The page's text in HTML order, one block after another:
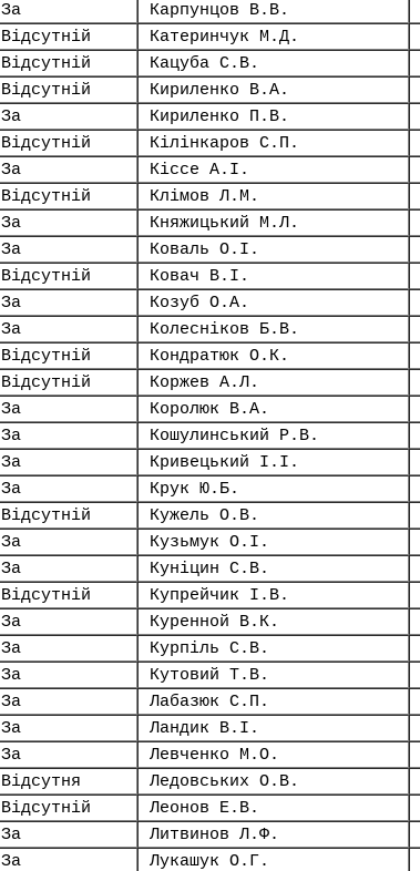
За Карпунцов В.В.
Відсутній Катеринчук М.Д.
Відсутній Кацуба С.В.
Відсутній Кириленко В.А.
За Кириленко П.В.
Відсутній Кілінкаров С.П.
За Кіссе А.І.
Відсутній Клімов Л.М.
За Княжицький М.Л.
За Коваль О.І.
Відсутній Ковач В.І.
За Козуб О.А.
За Колесніков Б.В.
Відсутній Кондратюк О.К.
Відсутній Коржев А.Л.
За Королюк В.А.
За Кошулинський Р.В.
За Кривецький І.І.
За Крук Ю.Б.
Відсутній Кужель О.В.
За Кузьмук О.І.
За Куніцин С.В.
Відсутній Купрейчик І.В.
За Куренной В.К.
За Курпіль С.В.
За Кутовий Т.В.
За Лабазюк С.П.
За Ландик В.І.
За Левченко М.О.
Відсутня Ледовських О.В.
Відсутній Леонов Е.В.
За Литвинов Л.Ф.
За Лукашук О.Г.